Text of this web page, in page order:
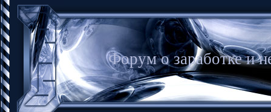
Форум о заработке